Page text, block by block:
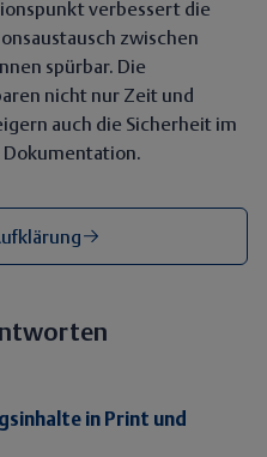
verbessert die
zwischen
spürbar. Die
nicht nur Zeit und
auch die Sicherheit im
Dokumentation.
in Print und